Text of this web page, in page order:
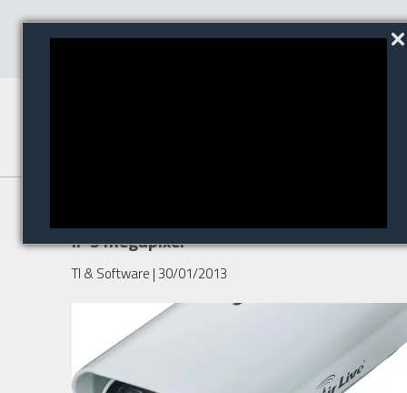
IP 3 megapixel
TI & Software | 30/01/2013